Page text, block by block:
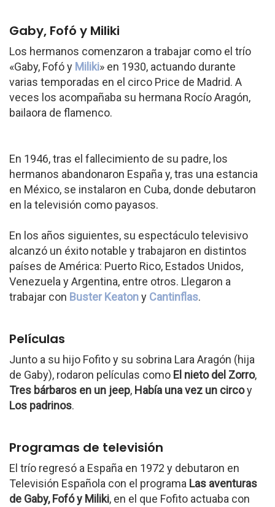
Gaby, Fofó y Miliki
Los hermanos comenzaron a trabajar como el trío
«Gaby, Fofó y Miliki» en 1930, actuando durante
varias temporadas en el circo Price de Madrid. A
veces los acompañaba su hermana Rocío Aragón,
bailaora de flamenco.
En 1946, tras el fallecimiento de su padre, los
hermanos abandonaron España y, tras una estancia
en México, se instalaron en Cuba, donde debutaron
en la televisión como payasos.
En los años siguientes, su espectáculo televisivo
alcanzó un éxito notable y trabajaron en distintos
países de América: Puerto Rico, Estados Unidos,
Venezuela y Argentina, entre otros. Llegaron a
trabajar con Buster Keatony Cantinflas.
Películas
Junto a su hijo Fofito y su sobrina Lara Aragón (hija
de Gaby), rodaron películas como El nieto del Zorro,
Tres bárbaros en un jeep, Había una vez un circoy
Los padrinos.
Programas de televisión
El trío regresó a España en 1972 y debutaron en
Televisión Española con el programa Las aventuras
de Gaby, Fofó y Miliki, en el que Fofito actuaba con